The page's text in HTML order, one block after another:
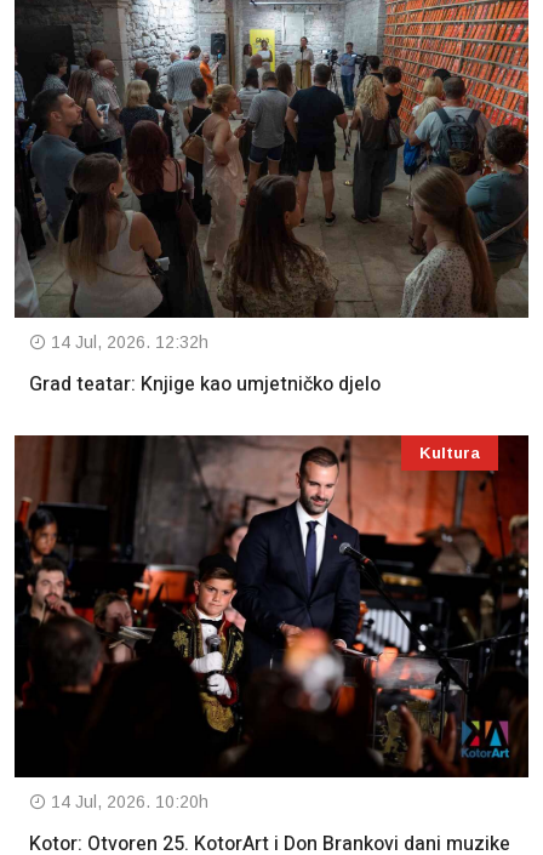
14 Jul, 2026. 12:32h
Grad teatar: Knjige kao umjetničko djelo
Kultura
14 Jul, 2026. 10:20h
Kotor: Otvoren 25. KotorArt i Don Brankovi dani muzike